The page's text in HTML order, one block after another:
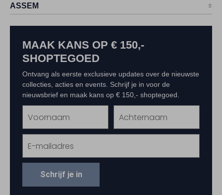
ASSEM
MAAK KANS OP € 150,-
SHOPTEGOED
Ontvang als eerste exclusieve updates over de nieuwste
collecties, acties en events. Schrijf je in voor de
nieuwsbrief en maak kans op € 150,- shoptegoed.
Schrijf je in